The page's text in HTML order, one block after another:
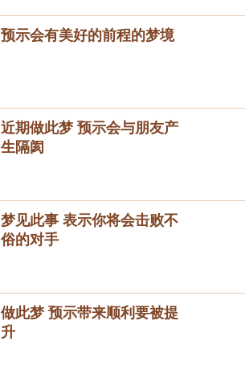
预示会有美好的前程的梦境
近期做此梦 预示会与朋友产
生隔阂
梦见此事 表示你将会击败不
俗的对手
做此梦 预示带来顺利要被提
升